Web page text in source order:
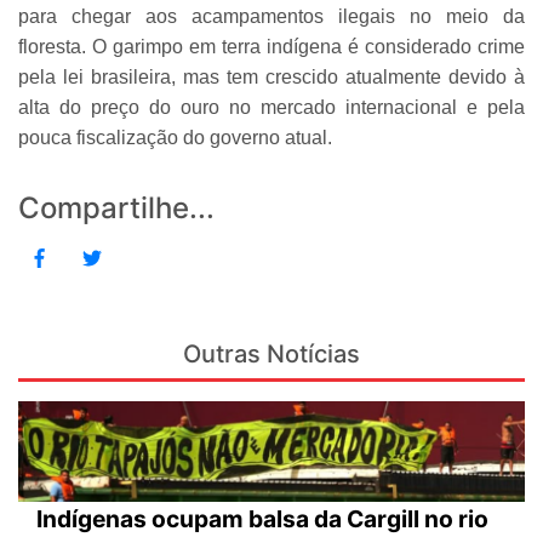
para chegar aos acampamentos ilegais no meio da
floresta. O garimpo em terra indígena é considerado crime
pela lei brasileira, mas tem crescido atualmente devido à
alta do preço do ouro no mercado internacional e pela
pouca fiscalização do governo atual.
Compartilhe...
Outras Notícias
Indígenas ocupam balsa da Cargill no rio